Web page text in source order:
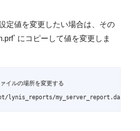
定値を変更したい場合は、その
にコピーして値を変更しま
イルの場所を変更する
lynis_reports/my_server_report.dat